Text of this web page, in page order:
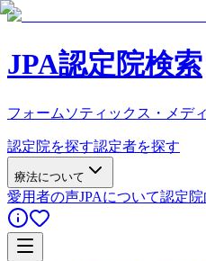
JPA認定院検索
フォームソティックス・メデ
認定院を探す認定者を探す
療法について
愛用者の声JPAについて認定院